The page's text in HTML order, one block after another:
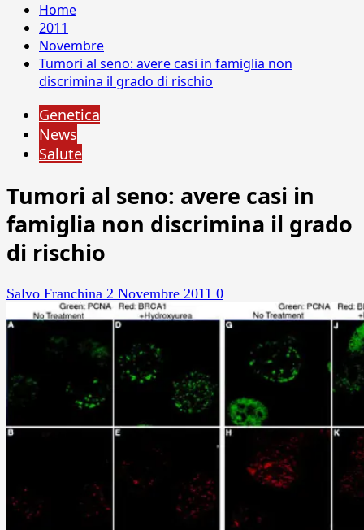
Home
2011
Novembre
Tumori al seno: avere casi in famiglia non
discrimina il grado di rischio
Genetica
News
Salute
Tumori al seno: avere casi in
famiglia non discrimina il grado
di rischio
Salvo Franchina 2 Novembre 2011 0